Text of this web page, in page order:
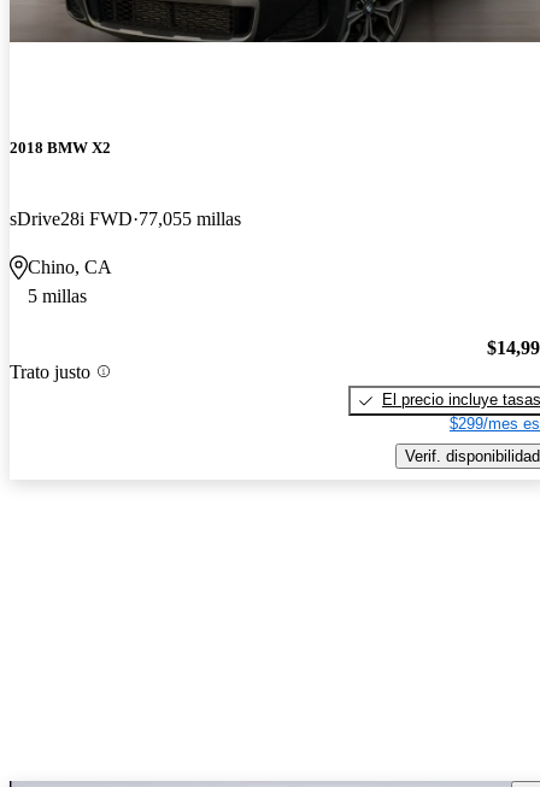
2018 BMW X2
sDrive28i FWD 77,055 millas
Chino, CA
5 millas
Trato justo
El precio incluye tasas
$299/mes
Verif. disponibilidad